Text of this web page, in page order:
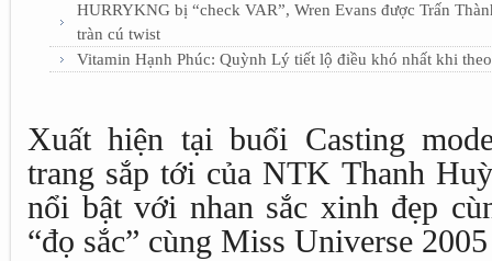
HURRYKNG bị “check VAR”, Wren Evans được Trấn
tràn cú twist
Vitamin Hạnh Phúc: Quỳnh Lý tiết lộ điều khó nhất khi
Xuất hiện tại buổi Casting
trang sắp tới của NTK Thanh
nổi bật với nhan sắc xinh đẹp
“đọ sắc” cùng Miss Universe